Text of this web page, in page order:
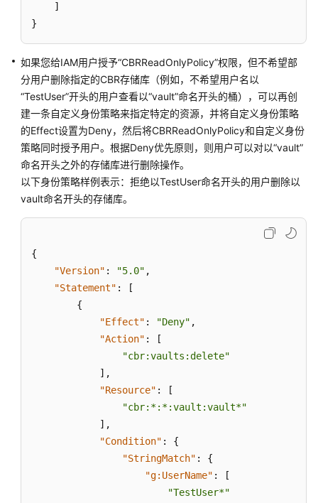
用
标
签
制
对
华
为
云
资
源
用
]
}
如果您给IAM用户授予“CBRReadOnlyPolicy”权限，但不希望部
分用户删除指定的CBR存储库（例如，不希望用户名以
“TestUser”开头的用户查看以“vault”命名开头的桶），可以再创
建一条自定义身份策略来指定特定的资源，并将自定义身份策略
的Effect设置为Deny，然后将CBRReadOnlyPolicy和自定义身份
策略同时授予用户。根据Deny优先原则，则用户可以对以“vault”
命名开头之外的存储库进行删除操作。
以下身份策略样例表示：拒绝以TestUser命名开头的用户删除以
vault命名开头的存储库。
{
"Version" : "5.0" ,
"Statement" :
[
{
"Effect" : "Deny" ,
"Action" :
[
"cbr:vaults:delete"
] ,
"Resource" :
[
"cbr:*:*:vault:vault*"
] ,
"Condition" :
{
"StringMatch" :
{
"g:UserName" :
[
"TestUser*"